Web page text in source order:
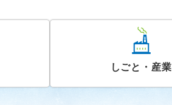
しごと・産業